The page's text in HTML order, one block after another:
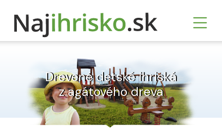
Drevené detské ihriská
z agátového dreva